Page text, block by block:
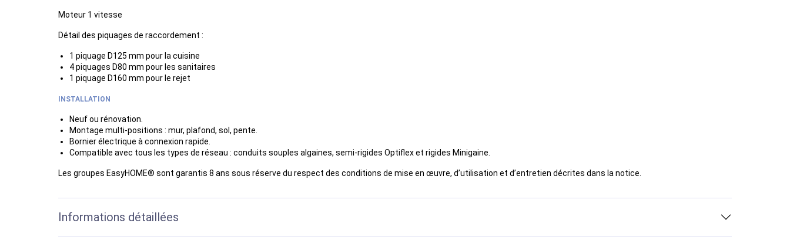
Moteur 1 vitesse
Détail des piquages de raccordement :
1 piquage D125 mm pour la cuisine
4 piquages D80 mm pour les sanitaires
1 piquage D160 mm pour le rejet
INSTALLATION
Neuf ou rénovation.
Montage multi-positions : mur, plafond, sol, pente.
Bornier électrique à connexion rapide.
Compatible avec tous les types de réseau : conduits souples algaines, semi-rigides Optiflex et rigides Minigaine.
Les groupes EasyHOME® sont garantis 8 ans sous réserve du respect des conditions de mise en œuvre, d’utilisation et d’entretien décrites dans la notice.
Informations détaillées